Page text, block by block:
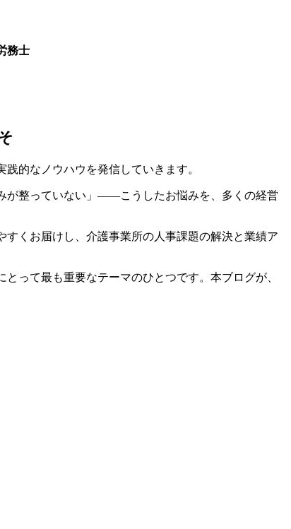
務士
的なノウハウを発信していきます。
が整っていない」――こうしたお悩みを、多くの経営
くお届けし、介護事業所の人事課題の解決と業績ア
って最も重要なテーマのひとつです。本ブログが、